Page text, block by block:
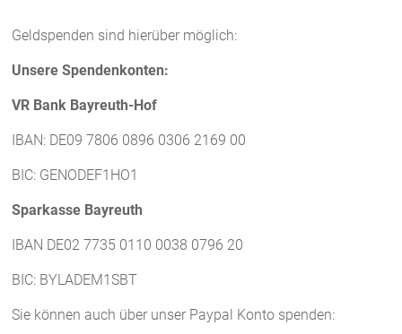
Geldspenden sind hierüber möglich:
Unsere Spendenkonten:
VR Bank Bayreuth-Hof
IBAN: DE09 7806 0896 0306 2169 00
BIC: GENODEF1HO1
Sparkasse Bayreuth
IBAN DE02 7735 0110 0038 0796 20
BIC: BYLADEM1SBT
Sie können auch über unser Paypal Konto spenden: